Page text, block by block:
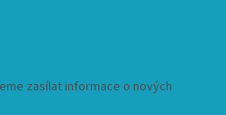
zasílat informace o nových